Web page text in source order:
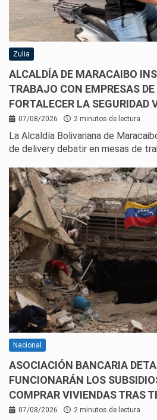
Zulia
ALCALDÍA DE MARACAIBO
TRABAJO CON EMPRESAS DE
FORTALECER LA SEGURIDAD
07/08/2026 2 minutos de lectura
La Alcaldía Bolivariana de
de delivery debatir en mesas de
Nacional
ASOCIACIÓN BANCARIA
FUNCIONARÁN LOS
COMPRAR VIVIENDAS TRAS
07/08/2026 2 minutos de lectura